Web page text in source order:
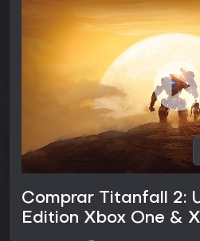
Comprar Titanfall 2:
Edition Xbox One &